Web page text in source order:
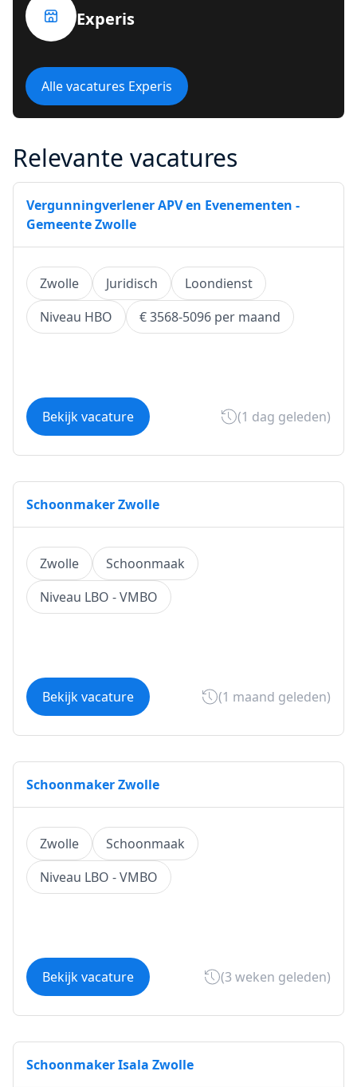
Experis
Alle vacatures Experis
Relevante vacatures
Vergunningverlener APV en Evenementen -
Gemeente Zwolle
Zwolle Juridisch
Loondienst
Niveau HBO
€ 3568-5096 per maand
Bekijk vacature (1 dag geleden)
Schoonmaker Zwolle
Zwolle
Schoonmaak
Niveau LBO - VMBO
Bekijk vacature (1 maand geleden)
Schoonmaker Zwolle
Zwolle
Schoonmaak
Niveau LBO - VMBO
Bekijk vacature (3 weken geleden)
Schoonmaker Isala Zwolle